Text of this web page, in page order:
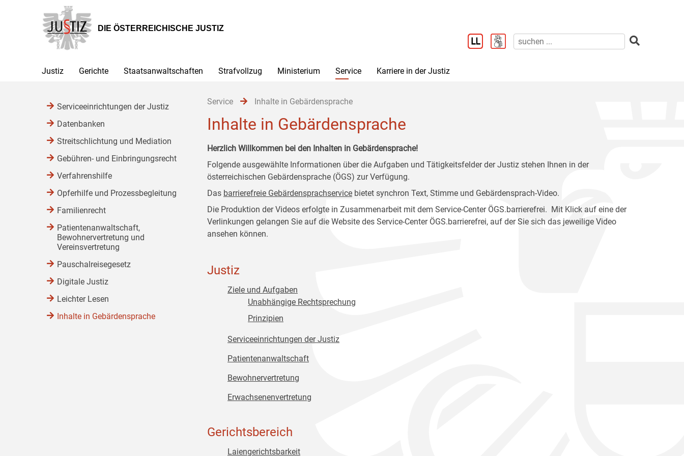
Hauptnavigation
[1]
Inhalt
[2]
Untermenü
[3]
DIE ÖSTERREICHISCHE JUSTIZ
Justiz Gerichte Staatsanwaltschaften Strafvollzug Ministerium Service Karriere in der Justiz
Service Inhalte in Gebärdensprache
Inhalte in Gebärdensprache
Herzlich Willkommen bei den Inhalten in Gebärdensprache!
Folgende ausgewählte Informationen über die Aufgaben und Tätigkeitsfelder der Justiz stehen Ihnen in der
österreichischen Gebärdensprache (ÖGS) zur Verfügung.
Das barrierefreie Gebärdensprachservice bietet synchron Text, Stimme und Gebärdensprach-Video.
Die Produktion der Videos erfolgte in Zusammenarbeit mit dem Service-Center ÖGS.barrierefrei. Mit Klick auf eine der
Verlinkungen gelangen Sie auf die Website des Service-Center ÖGS.barrierefrei, auf der Sie sich das jeweilige Video
ansehen können.
Justiz
Ziele und Aufgaben
Unabhängige Rechtsprechung
Prinzipien
Serviceeinrichtungen der Justiz
Patientenanwaltschaft
Bewohnervertretung
Erwachsenenvertretung
Gerichtsbereich
Laiengerichtsbarkeit
Serviceeinrichtungen der Justiz
Datenbanken
Streitschlichtung und Mediation
Gebühren- und Einbringungsrecht
Verfahrenshilfe
Opferhilfe und Prozessbegleitung
Familienrecht
Patientenanwaltschaft,
Bewohnervertretung und
Vereinsvertretung
Pauschalreisegesetz
Digitale Justiz
Leichter Lesen
Inhalte in Gebärdensprache